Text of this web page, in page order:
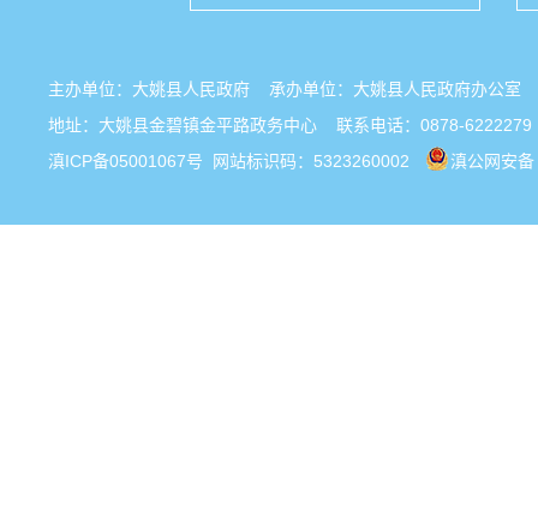
主办单位：大姚县人民政府 承办单位：大姚县人民政府办公
地址：大姚县金碧镇金平路政务中心 联系电话：0878-6222279
滇ICP备05001067号 网站标识码：5323260002 滇公网安